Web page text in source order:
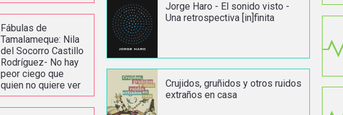
Fábulas de
Tamalameque: Nila
del Socorro Castillo
Rodríguez- No hay
peor ciego que
quien no quiere ver
Jorge Haro - El sonido visto -
Una retrospectiva [in]finita
Crujidos, gruñidos y otros ruidos
extraños en casa